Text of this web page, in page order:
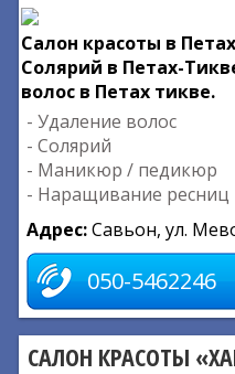
Салон красоты в
Солярий в Петах-
волос в Петах тикве.
- Удаление волос
- Солярий
- Маникюр / педикюр
- Наращивание ресниц
Адрес:Савьон, ул.
050-5462246
САЛОН КРАСОТЫ